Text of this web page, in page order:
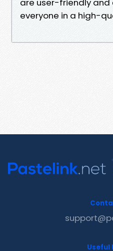
are user-friendly and
everyone in a high-
Useful